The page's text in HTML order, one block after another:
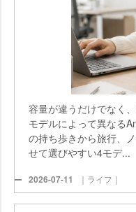
容量が違うだけでなく
モデルによって異なる
の持ち歩きから旅行、
せて選びやすい4モデ...
2026-07-11 ｜ライフ｜